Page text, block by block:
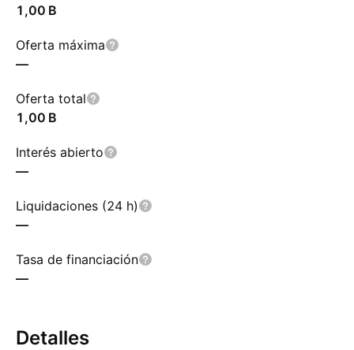
‪1,00 B‬
Oferta máxima
—
Oferta total
‪1,00 B‬
Interés abierto
—
Liquidaciones (24 h)
—
Tasa de financiación
—
Detalles